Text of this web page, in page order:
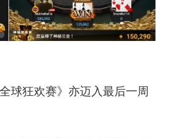
球狂欢赛》亦迈入最后一周